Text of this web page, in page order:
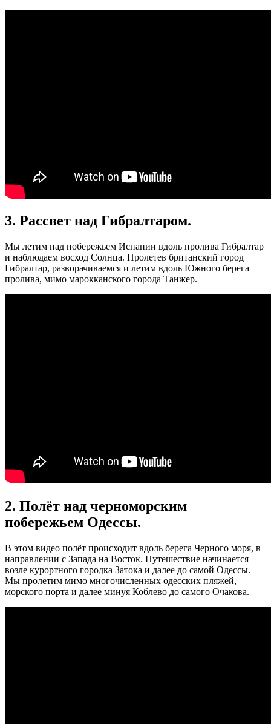
3. Рассвет над Гибралтаром.
Мы летим над побережьем Испании вдоль пролива Гибралтар
и наблюдаем восход Солнца. Пролетев британский город
Гибралтар, разворачиваемся и летим вдоль Южного берега
пролива, мимо марокканского города Танжер.
2. Полёт над черноморским
побережьем Одессы.
В этом видео полёт происходит вдоль берега Черного моря, в
направлении с Запада на Восток. Путешествие начинается
возле курортного городка Затока и далее до самой Одессы.
Мы пролетим мимо многочисленных одесских пляжей,
морского порта и далее минуя Коблево до самого Очакова.